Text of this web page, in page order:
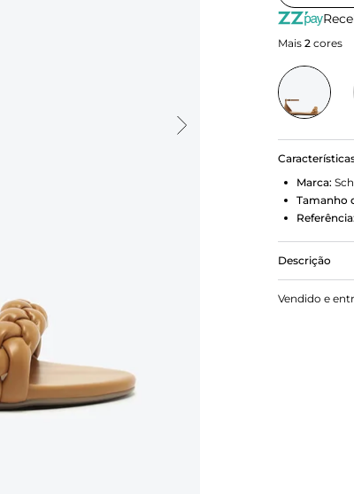
Mais 2 cores
Marca:
Tamanho
Referência:
Descrição
Com um
sandália
Vendido e